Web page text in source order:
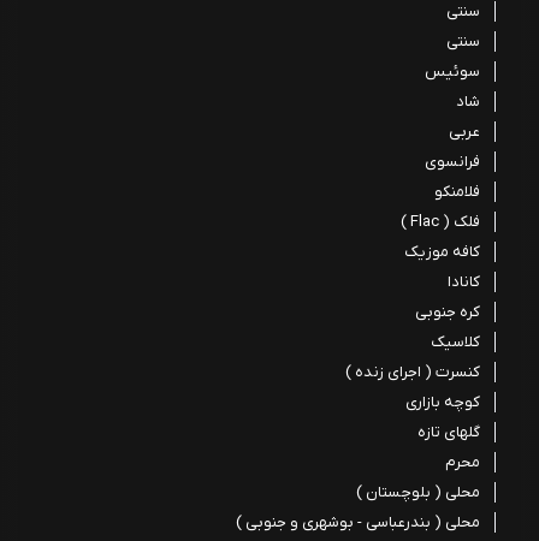
سنتی
سنتی
سوئیس
شاد
عربی
فرانسوی
فلامنکو
فلک ( Flac )
کافه موزیک
کانادا
کره جنوبی
کلاسیک
کنسرت ( اجرای زنده )
کوچه بازاری
گلهای تازه
محرم
محلی ( بلوچستان )
محلی ( بندرعباسی - بوشهری و جنوبی )